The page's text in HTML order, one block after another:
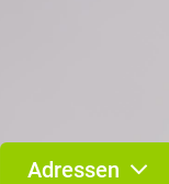
Adressen